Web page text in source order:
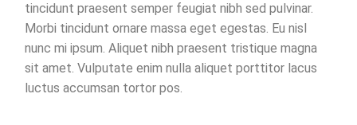
tincidunt praesent semper feugiat nibh sed pulvinar.
Morbi tincidunt ornare massa eget egestas. Eu nisl
nunc mi ipsum. Aliquet nibh praesent tristique magna
sit amet. Vulputate enim nulla aliquet porttitor lacus
luctus accumsan tortor pos.